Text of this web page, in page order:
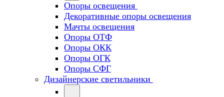
Опоры освещения
Декоративные опоры освещения
Мачты освещения
Опоры ОТФ
Опоры ОКК
Опоры ОГК
Опоры СФГ
Дизайнерские светильники